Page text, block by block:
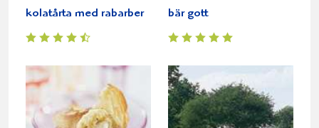
kolatårta med rabarber bär gott